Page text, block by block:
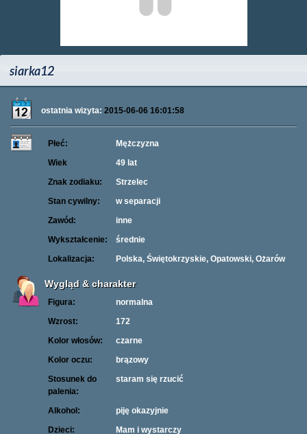
siarka12
ostatnia wizyta: 2015-06-06 16:01:58
Płeć:
Mężczyzna
Wiek
49 lat
Znak zodiaku:
Strzelec
Stan cywilny:
w separacji
Zawód:
inne
Wykształcenie:
średnie
Lokalizacja:
Polska, Świętokrzyskie, Opatowski, Ożarów
Wygląd & charakter
Figura:
normalna
Wzrost:
172
Kolor włosów:
czarne
Kolor oczu:
brązowy
Stosunek do
palenia:
staram się rzucić
Alkohol:
piję okazyjnie
Dzieci:
Mam i wystarczy